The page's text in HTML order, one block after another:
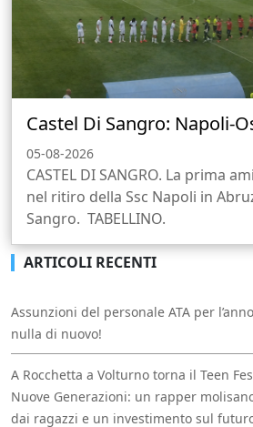
Castel Di Sangro: Napoli-
05-08-2026
CASTEL DI SANGRO. La prima
nel ritiro della Ssc Napoli in
Sangro. TABELLINO.
ARTICOLI RECENTI
Assunzioni del personale ATA per
nulla di nuovo!
A Rocchetta a Volturno torna il Teen
Nuove Generazioni: un rapper
dai ragazzi e un investimento sul